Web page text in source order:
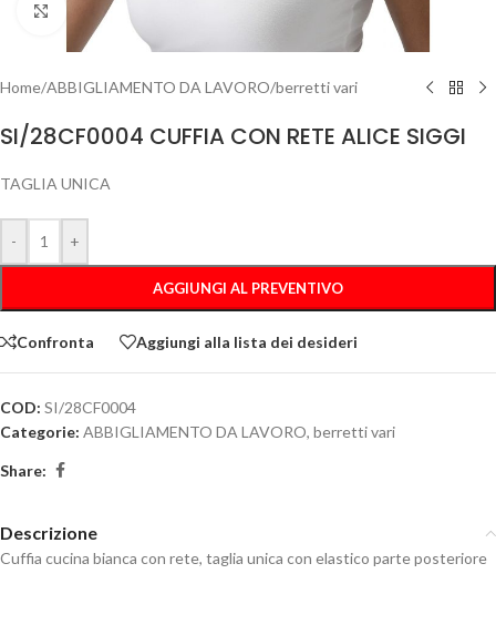
Clicca per ingrandire
Home/ABBIGLIAMENTO DA LAVORO/berretti vari
SI/28CF0004 CUFFIA CON RETE ALICE SIGGI
TAGLIA UNICA
- +
AGGIUNGI AL PREVENTIVO
Confronta Aggiungi alla lista dei desideri
COD: SI/28CF0004
Categorie: ABBIGLIAMENTO DA LAVORO, berretti vari
Share:
Descrizione
Cuffia cucina bianca con rete, taglia unica con elastico parte posteriore